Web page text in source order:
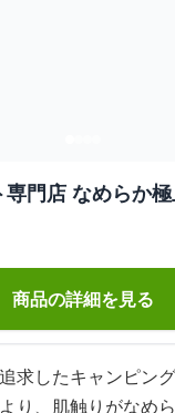
門店 なめらか
商品の詳細を見る
求したキャンピン
り、肌触りがなめ